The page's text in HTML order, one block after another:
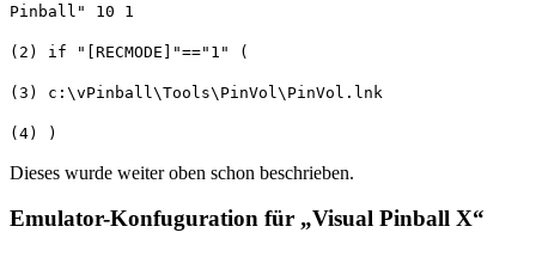
Pinball" 10 1
(2) if "[RECMODE]"=="1" (
(3) c:\vPinball\Tools\PinVol\PinVol.lnk
(4) )
Dieses wurde weiter oben schon beschrieben.
Emulator-Konfuguration für „Visual Pinball X“